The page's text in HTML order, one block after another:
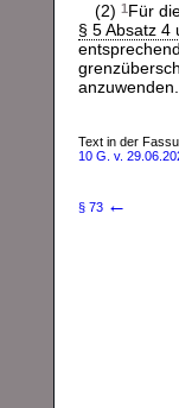
(2) 1Für
§ 5 Absatz 4
anzuwenden.
Text in der
10 G. v.
§ 73 ←